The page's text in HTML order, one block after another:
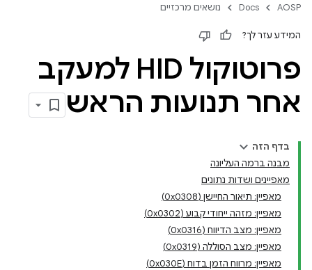
AOSP
Docs נושאים מרכזיים
המידע עזר לך?
פרוטוקול HID למעקב
אחר תנועות הראש
בדף הזה
מבנה ברמה העליונה
מאפיינים ושדות נתונים
מאפיין: תיאור החיישן (0x0308)
מאפיין: מזהה ייחודי קבוע (0x0302)
מאפיין: מצב הדיווח (0x0316)
מאפיין: מצב הסוללה (0x0319)
מאפיין: מרווח הזמן בדוח (0x030E)